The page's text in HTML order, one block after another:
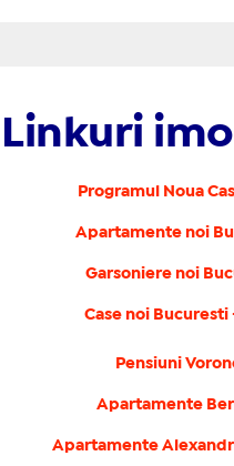
Linkuri
Programul Noua
Apartamente noi
Garsoniere noi
Case noi Bucuresti
Pensiuni
Apartamente
Apartamente